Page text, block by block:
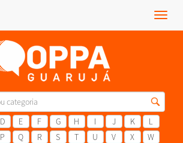
Menu
D E F G H I J K
L
P Q R S T U V X
W